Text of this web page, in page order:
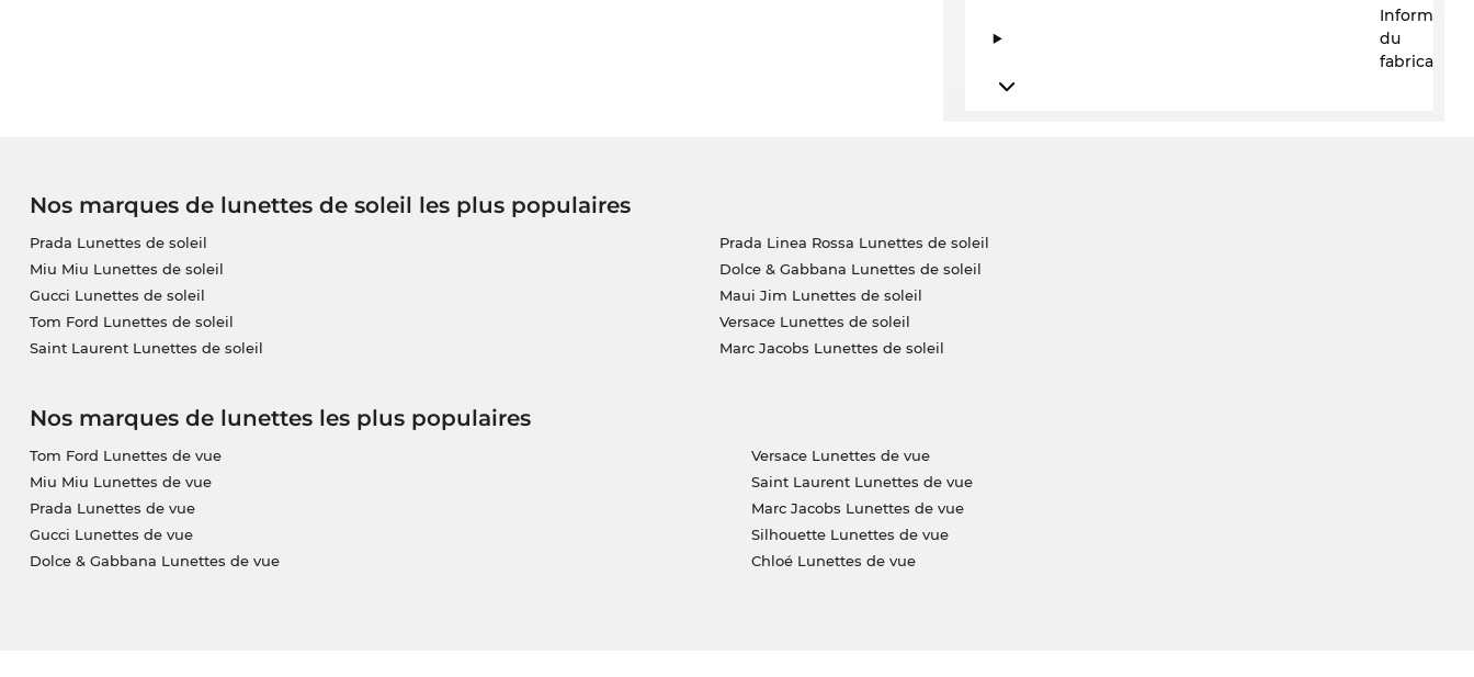
du
fabricant
Nos marques de lunettes de soleil les plus populaires
Prada Lunettes de soleil
Miu Miu Lunettes de soleil
Gucci Lunettes de soleil
Tom Ford Lunettes de soleil
Saint Laurent Lunettes de soleil
Prada Linea Rossa Lunettes de soleil
Dolce & Gabbana Lunettes de soleil
Maui Jim Lunettes de soleil
Versace Lunettes de soleil
Marc Jacobs Lunettes de soleil
Nos marques de lunettes les plus populaires
Tom Ford Lunettes de vue
Miu Miu Lunettes de vue
Prada Lunettes de vue
Gucci Lunettes de vue
Dolce & Gabbana Lunettes de vue
Versace Lunettes de vue
Saint Laurent Lunettes de vue
Marc Jacobs Lunettes de vue
Silhouette Lunettes de vue
Chloé Lunettes de vue